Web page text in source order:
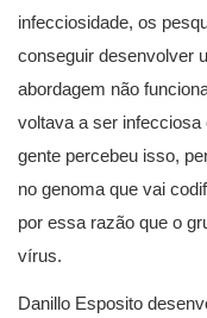
infecciosidade, os
conseguir desenvolver
abordagem não
voltava a ser
gente percebeu isso,
no genoma que vai
por essa razão que o
vírus.
Danillo Esposito